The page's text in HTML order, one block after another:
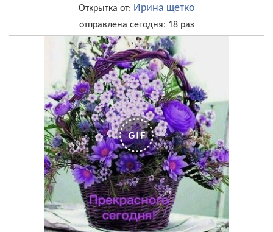
Открытка от: Ирина щетко
отправлена сегодня: 18 раз